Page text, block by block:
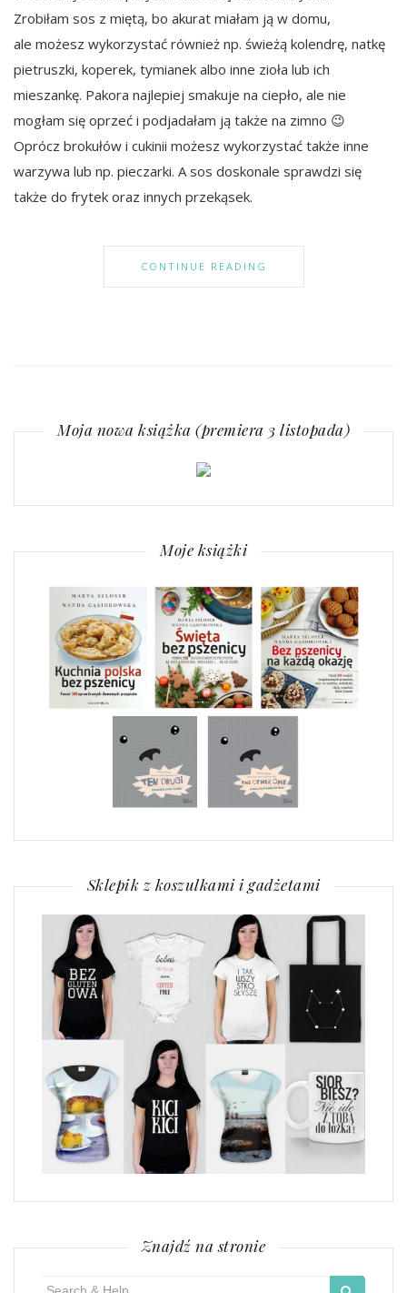
Zrobiłam sos z miętą, bo akurat miałam ją w domu,
ale możesz wykorzystać również np. świeżą kolendrę, natkę
pietruszki, koperek, tymianek albo inne zioła lub ich
mieszankę. Pakora najlepiej smakuje na ciepło, ale nie
mogłam się oprzeć i podjadałam ją także na zimno 😉
Oprócz brokułów i cukinii możesz wykorzystać także inne
warzywa lub np. pieczarki. A sos doskonale sprawdzi się
także do frytek oraz innych przekąsek.
CONTINUE READING
Moja nowa książka (premiera 3 listopada)
Moje książki
Sklepik z koszulkami i gadżetami
Znajdź na stronie